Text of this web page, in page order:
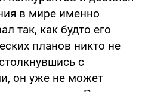
в мире именно
так, как будто его
планов никто не
с
он уже не может